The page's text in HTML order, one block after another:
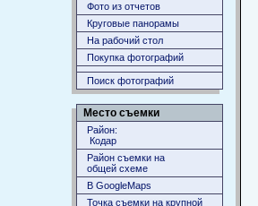
Фото из отчетов
Круговые панорамы
На рабочий стол
Покупка фотографий
Поиск фотографий
Место съемки
Район:
Кодар
Район съемки на
общей схеме
В GoogleMaps
Точка съемки на крупной